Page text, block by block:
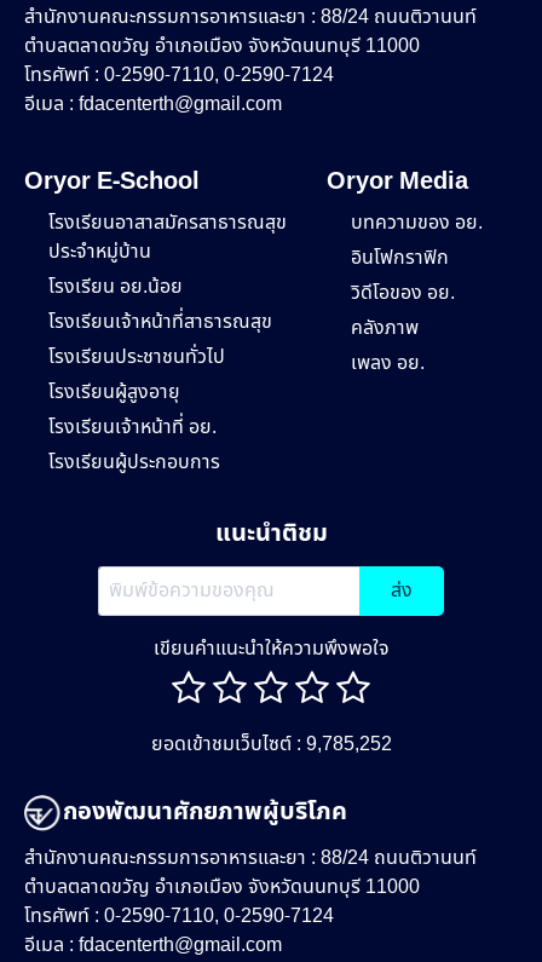
สำนักงานคณะกรรมการอาหารและยา : 88/24 ถนนติวานนท์
ตำบลตลาดขวัญ อำเภอเมือง จังหวัดนนทบุรี 11000
โทรศัพท์ : 0-2590-7110, 0-2590-7124
อีเมล : fdacenterth@gmail.com
Oryor E-School
โรงเรียนอาสาสมัครสาธารณสุข
ประจำหมู่บ้าน
โรงเรียน อย.น้อย
โรงเรียนเจ้าหน้าที่สาธารณสุข
โรงเรียนประชาชนทั่วไป
โรงเรียนผู้สูงอายุ
โรงเรียนเจ้าหน้าที่ อย.
โรงเรียนผู้ประกอบการ
Oryor Media
บทความของ อย.
อินโฟกราฟิก
วิดีโอของ อย.
คลังภาพ
เพลง อย.
แนะนำติชม
ส่ง
เขียนคำแนะนำให้ความพึงพอใจ
ยอดเข้าชมเว็บไซต์ : 9,785,252
กองพัฒนาศักยภาพผู้บริโภค
สำนักงานคณะกรรมการอาหารและยา : 88/24 ถนนติวานนท์
ตำบลตลาดขวัญ อำเภอเมือง จังหวัดนนทบุรี 11000
โทรศัพท์ : 0-2590-7110, 0-2590-7124
อีเมล : fdacenterth@gmail.com